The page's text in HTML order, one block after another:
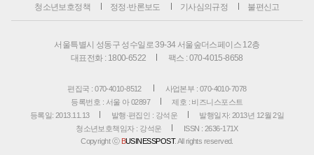
청소년보호정책 정정·반론보도 기사심의규정 불편신고
서울특별시 성동구 성수일로 39-34 서울숲더스페이스 12층
대표전화 : 1800-6522
팩스 : 070-4015-8658
편집국 : 070-4010-8512
사업본부 : 070-4010-7078
등록번호 : 서울 아 02897
제호 : 비즈니스포스트
등록일: 2013.11.13
발행·편집인 : 강석운
발행일자: 2013년 12월 2일
청소년보호책임자 : 강석운
ISSN : 2636-171X
Copyright ⓒ BUSINESSPOST. All rights reserved.